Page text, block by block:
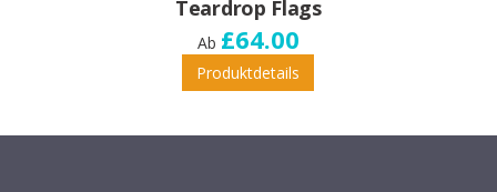
Teardrop Flags
Ab £64.00
Produktdetails